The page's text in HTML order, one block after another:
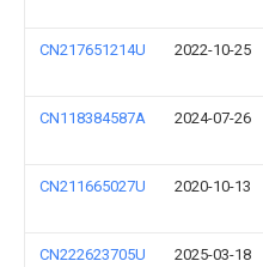
CN217651214U 2022-10-25
CN118384587A 2024-07-26
CN211665027U 2020-10-13
CN222623705U 2025-03-18